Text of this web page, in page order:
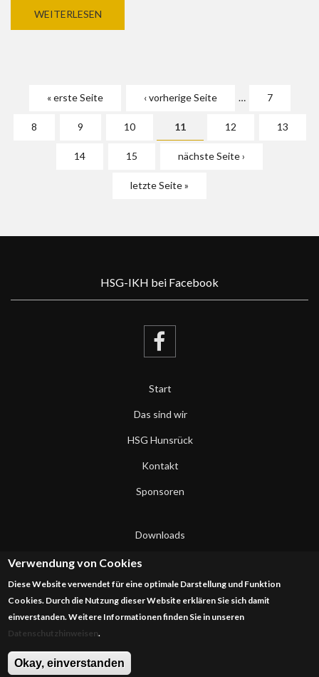
WEITERLESEN
« erste Seite ‹ vorherige Seite … 7
8 9 10 11 12 13
14 15 nächste Seite ›
letzte Seite »
HSG-IKH bei Facebook
Start
Das sind wir
HSG Hunsrück
Kontakt
Sponsoren
Downloads
Datenschutzerklärung
Impressum
Verwendung von Cookies
Diese Website verwendet für eine optimale Darstellung und Funktion
Cookies. Durch die Nutzung dieser Website erklären Sie sich damit
einverstanden. Weitere Informationen finden Sie in unseren
Datenschutzhinweisen.
Okay, einverstanden